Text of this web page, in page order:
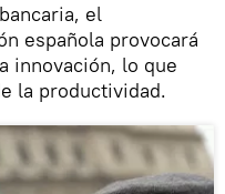
el
española provocará
innovación, lo que
la productividad.